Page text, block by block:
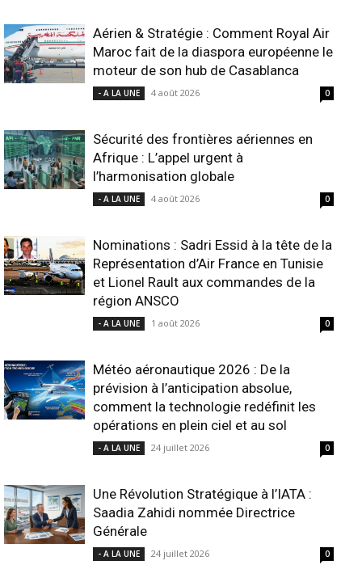
Aérien & Stratégie : Comment Royal Air
Maroc fait de la diaspora européenne le
moteur de son hub de Casablanca
- A LA UNE 4 août 2026 0
Sécurité des frontières aériennes en
Afrique : L’appel urgent à
l’harmonisation globale
- A LA UNE 4 août 2026 0
Nominations : Sadri Essid à la tête de la
Représentation d’Air France en Tunisie
et Lionel Rault aux commandes de la
région ANSCO
- A LA UNE 1 août 2026 0
Météo aéronautique 2026 : De la
prévision à l’anticipation absolue,
comment la technologie redéfinit les
opérations en plein ciel et au sol
- A LA UNE 24 juillet 2026 0
Une Révolution Stratégique à l’IATA :
Saadia Zahidi nommée Directrice
Générale
- A LA UNE 24 juillet 2026 0